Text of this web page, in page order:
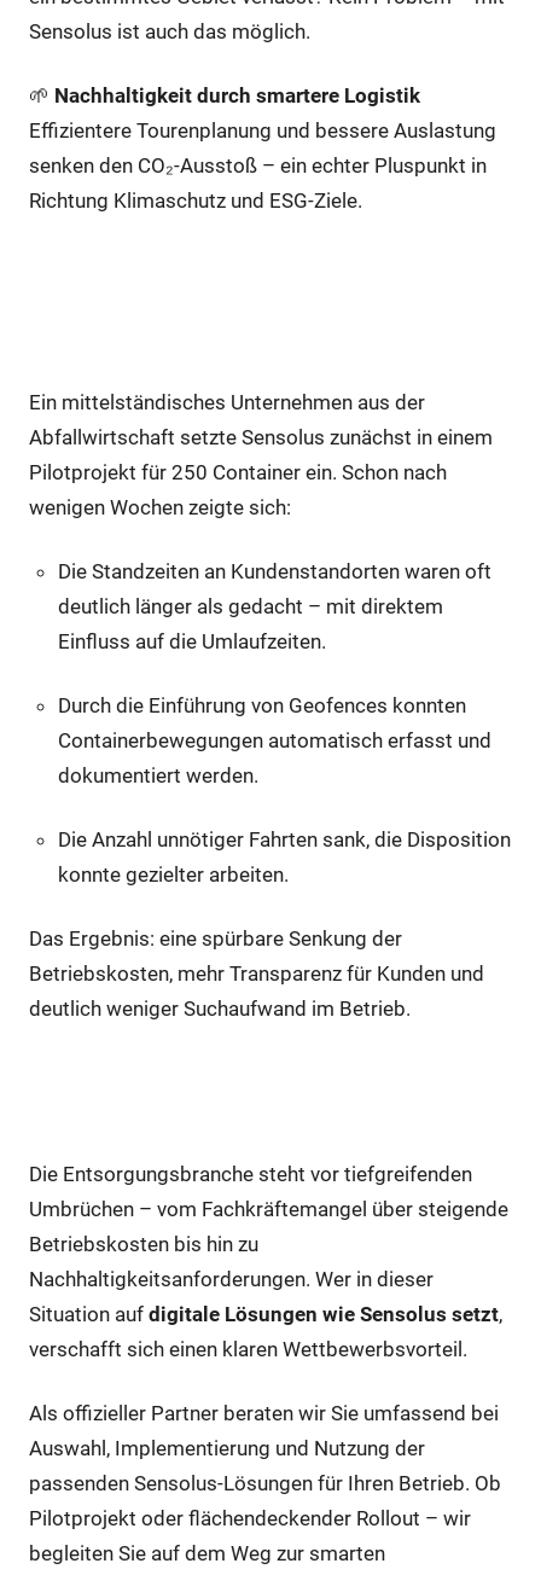
Sensolus ist auch das möglich.
🌱 Nachhaltigkeit durch smartere Logistik
Effizientere Tourenplanung und bessere Auslastung
senken den CO₂-Ausstoß – ein echter Pluspunkt in
Richtung Klimaschutz und ESG-Ziele.
Ein mittelständisches Unternehmen aus der
Abfallwirtschaft setzte Sensolus zunächst in einem
Pilotprojekt für 250 Container ein. Schon nach
wenigen Wochen zeigte sich:
Die Standzeiten an Kundenstandorten waren oft
deutlich länger als gedacht – mit direktem
Einfluss auf die Umlaufzeiten.
Durch die Einführung von Geofences konnten
Containerbewegungen automatisch erfasst und
dokumentiert werden.
Die Anzahl unnötiger Fahrten sank, die Disposition
konnte gezielter arbeiten.
Das Ergebnis: eine spürbare Senkung der
Betriebskosten, mehr Transparenz für Kunden und
deutlich weniger Suchaufwand im Betrieb.
Die Entsorgungsbranche steht vor tiefgreifenden
Umbrüchen – vom Fachkräftemangel über steigende
Betriebskosten bis hin zu
Nachhaltigkeitsanforderungen. Wer in dieser
Situation auf digitale Lösungen wie Sensolus setzt,
verschafft sich einen klaren Wettbewerbsvorteil.
Als offizieller Partner beraten wir Sie umfassend bei
Auswahl, Implementierung und Nutzung der
passenden Sensolus-Lösungen für Ihren Betrieb. Ob
Pilotprojekt oder flächendeckender Rollout – wir
begleiten Sie auf dem Weg zur smarten